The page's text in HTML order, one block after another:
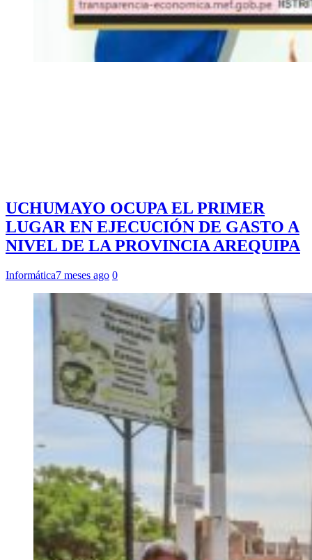
UCHUMAYO OCUPA EL PRIMER
LUGAR EN EJECUCIÓN DE GASTO A
NIVEL DE LA PROVINCIA AREQUIPA
Informática7 meses ago 0